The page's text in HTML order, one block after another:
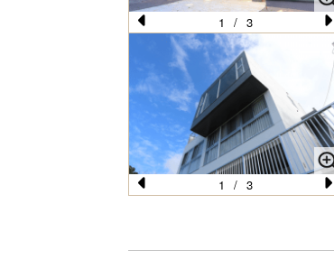
e
vi
u
s
N
e
xt
1 / 3
vi
xt
1 / 3